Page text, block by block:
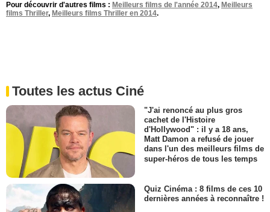
Pour découvrir d'autres films : Meilleurs films de l'année 2014, Meilleurs
films Thriller, Meilleurs films Thriller en 2014.
Toutes les actus Ciné
"J'ai renoncé au plus gros
cachet de l'Histoire
d'Hollywood" : il y a 18 ans,
Matt Damon a refusé de jouer
dans l'un des meilleurs films de
super-héros de tous les temps
Quiz Cinéma : 8 films de ces 10
dernières années à reconnaître !